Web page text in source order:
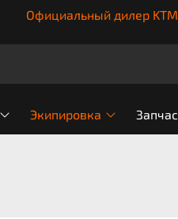
Официальный дилер
Экипировка